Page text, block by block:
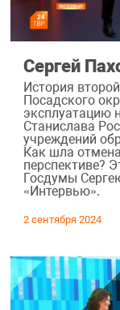
Сергей
История
Посадского
эксплуатацию
Станислава
учреждений
Как шла
перспективе?
Госдумы
«Интервью».
2 сентября 2024